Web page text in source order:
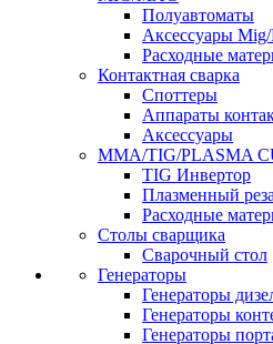
Полуавтоматы
Аксессуары
Расходные
Контактная сварка
Споттеры
Аппараты
Аксессуары
MMA/TIG/PLASMA
TIG Инвертор
Плазменный
Расходные
Столы сварщика
Сварочный стол
Генераторы
Генераторы
Генераторы
Генераторы